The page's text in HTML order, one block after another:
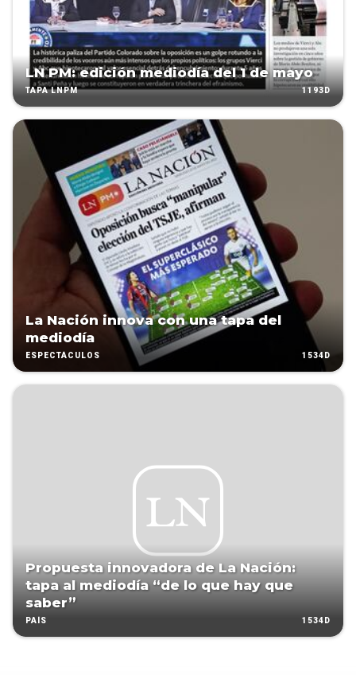
LN PM: edición mediodía del 1 de mayo
TAPA LNPM 1193D
La Nación innova con una tapa del
mediodía
ESPECTÁCULOS 1534D
Propuesta innovadora de La Nación:
tapa al mediodía “de lo que hay que
saber”
PAÍS 1534D